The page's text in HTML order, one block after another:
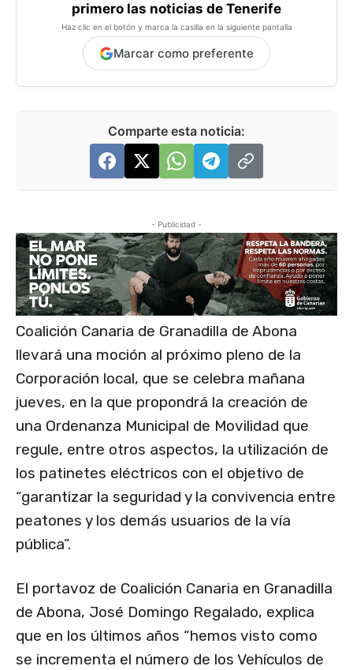
primero las noticias de Tenerife
Haz clic en el botón y marca la casilla en la siguiente pantalla
Marcar como preferente
Comparte esta noticia:
- Publicidad -
Coalición Canaria de Granadilla de Abona
llevará una moción al próximo pleno de la
Corporación local, que se celebra mañana
jueves, en la que propondrá la creación de
una Ordenanza Municipal de Movilidad que
regule, entre otros aspectos, la utilización de
los patinetes eléctricos con el objetivo de
“garantizar la seguridad y la convivencia entre
peatones y los demás usuarios de la vía
pública”.
El portavoz de Coalición Canaria en Granadilla
de Abona, José Domingo Regalado, explica
que en los últimos años “hemos visto como
se incrementa el número de los Vehículos de